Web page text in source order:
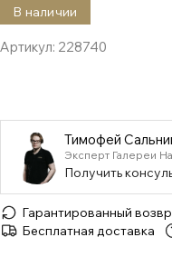
В наличии
Артикул: 228740
Тимофей
Эксперт Галереи
Получить
Гарантированный
Бесплатная доставка